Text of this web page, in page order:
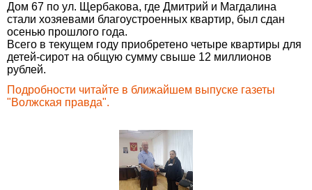
Дом 67 по ул. Щербакова, где Дмитрий и Магдалина
стали хозяевами благоустроенных квартир, был сдан
осенью прошлого года.
Всего в текущем году приобретено четыре квартиры для
детей-сирот на общую сумму свыше 12 миллионов
рублей.
Подробности читайте в ближайшем выпуске газеты
"Волжская правда".